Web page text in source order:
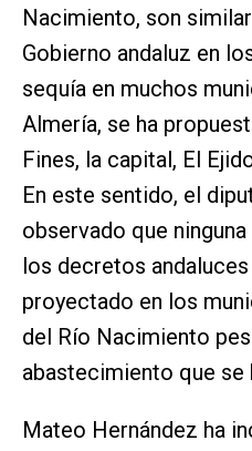
Nacimiento, son
Gobierno andaluz en
sequía en muchos
Almería, se ha
Fines, la capital, El
En este sentido, el
observado que
los decretos
proyectado en los
del Río Nacimiento
abastecimiento que se
Mateo Hernández ha